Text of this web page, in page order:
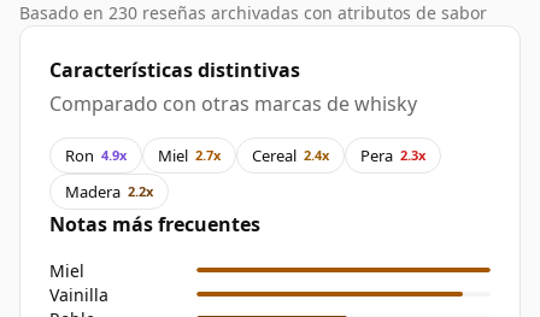
Basado en 230 reseñas archivadas con atributos de sabor
Características distintivas
Comparado con otras marcas de whisky
Ron 4.9x Miel 2.7x Cereal 2.4x Pera 2.3x
Madera 2.2x
Notas más frecuentes
Miel
Vainilla